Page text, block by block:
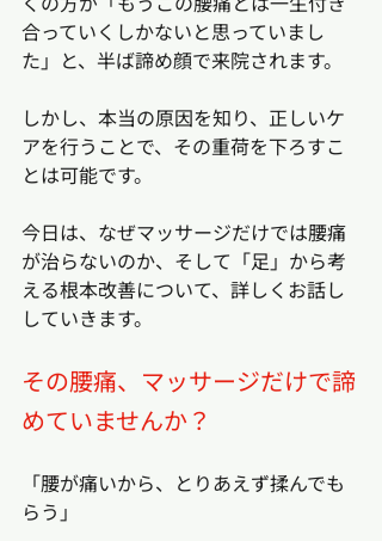
合っていくしかないと思っていまし
た」と、半ば諦め顔で来院されます。
しかし、本当の原因を知り、正しいケ
アを行うことで、その重荷を下ろすこ
とは可能です。
今日は、なぜマッサージだけでは腰痛
が治らないのか、そして「足」から考
える根本改善について、詳しくお話し
していきます。
その腰痛、マッサージだけで諦
めていませんか？
「腰が痛いから、とりあえず揉んでも
らう」